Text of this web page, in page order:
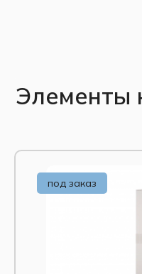
Цвет фасада
Элементы
под заказ